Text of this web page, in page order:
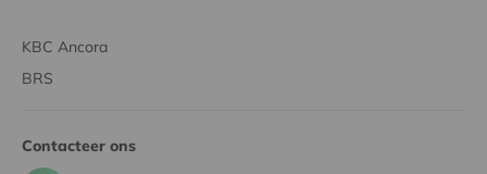
KBC Ancora
BRS
Contacteer ons